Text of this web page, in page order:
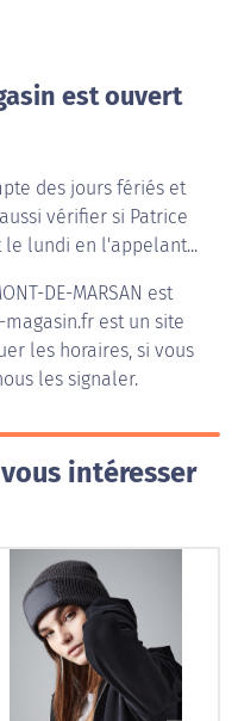
est ouvert
des jours fériés et
vérifier si Patrice
le lundi en l'appelant...
DE-MARSAN est
est un site
les horaires, si vous
les signaler.
intéresser